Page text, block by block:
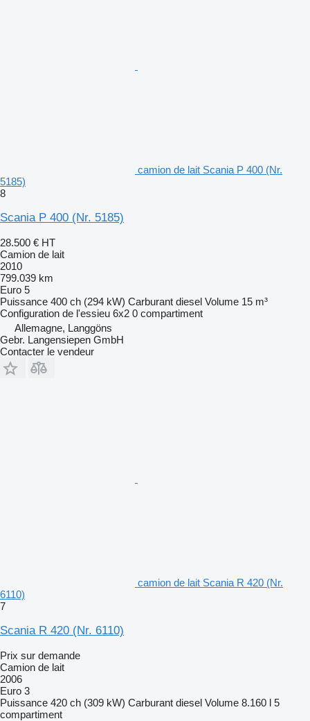
camion de lait Scania P 400 (Nr.
5185)
8
Scania P 400 (Nr. 5185)
28.500 € HT
Camion de lait
2010
799.039 km
Euro 5
Puissance 400 ch (294 kW) Carburant diesel Volume 15 m³
Configuration de l'essieu 6x2 0 compartiment
Allemagne, Langgöns
Gebr. Langensiepen GmbH
Contacter le vendeur
camion de lait Scania R 420 (Nr.
6110)
7
Scania R 420 (Nr. 6110)
Prix sur demande
Camion de lait
2006
Euro 3
Puissance 420 ch (309 kW) Carburant diesel Volume 8.160 l 5
compartiment